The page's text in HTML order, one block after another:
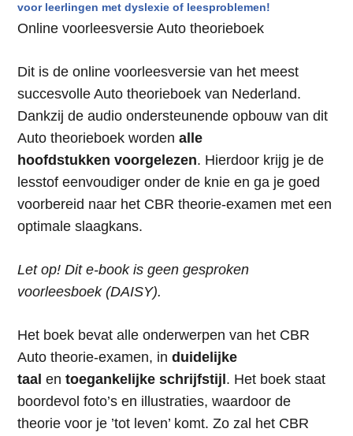
voor leerlingen met dyslexieof leesproblemen!
Online voorleesversie Auto theorieboek
Dit is de online voorleesversie van het meest
succesvolle Auto theorieboek van Nederland.
Dankzij de audio ondersteunende opbouw van dit
Auto theorieboek worden alle
hoofdstukken voorgelezen. Hierdoor krijg je de
lesstof eenvoudiger onder de knie en ga je goed
voorbereid naar het CBR theorie-examen met een
optimale slaagkans.
Let op! Dit e-book is geen gesproken
voorleesboek (DAISY).
Het boek bevat alle onderwerpen van het CBR
Auto theorie-examen, in duidelijke
taal en toegankelijke schrijfstijl. Het boek staat
boordevol foto’s en illustraties, waardoor de
theorie voor je ’tot leven’ komt. Zo zal het CBR